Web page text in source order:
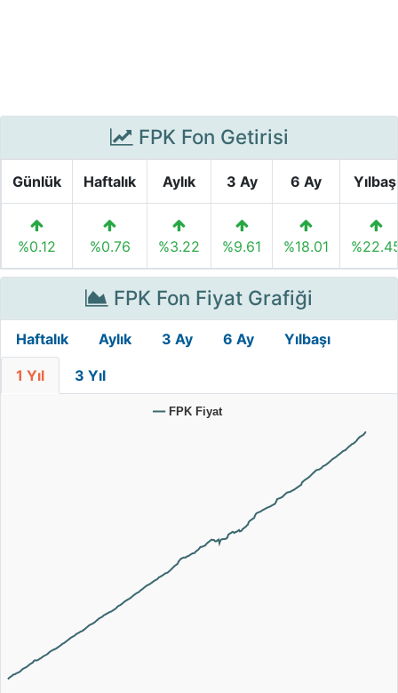
FPK Fon Getirisi
Günlük Haftalık Aylık 3 Ay 6 Ay
%0.12 %0.76 %3.22 %9.61 %18.01
FPK Fon Fiyat Grafiği
Haftalık Aylık 3 Ay 6 Ay Yılbaşı
1 Yıl 3 Yıl